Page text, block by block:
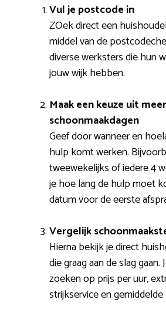
Vul je postcode in
ZOek direct een
middel van de
diverse werksters die hun
jouw wijk hebben.
Maak een keuze uit
schoonmaakdagen
Geef door wanneer en
hulp komt werken.
tweewekelijks of iedere 4
je hoe lang de hulp moet
datum voor de eerste
Vergelijk
Hierna bekijk je direct
die graag aan de slag
zoeken op prijs per uur,
strijkservice en